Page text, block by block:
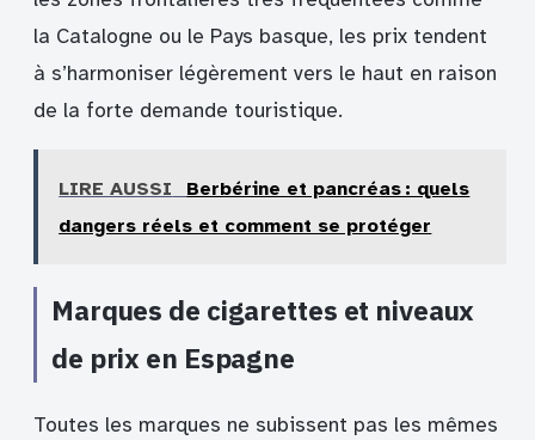
la Catalogne ou le Pays basque, les prix tendent
à s’harmoniser légèrement vers le haut en raison
de la forte demande touristique.
LIRE AUSSI
Berbérine et pancréas : quels
dangers réels et comment se protéger
Marques de cigarettes et niveaux
de prix en Espagne
Toutes les marques ne subissent pas les mêmes